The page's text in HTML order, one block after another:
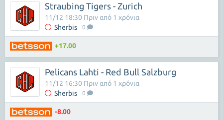
Straubing Tigers - Zurich
Sherbis 0
11/12 18:30 Πριν από 1 χρόνια
+17.00
Pelicans Lahti - Red Bull Salzburg
Sherbis 0
11/12 16:30 Πριν από 1 χρόνια
-8.00